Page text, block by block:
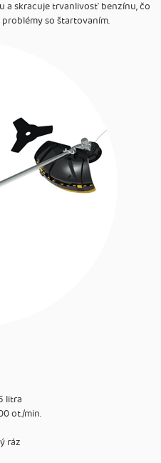
skracuje trvanlivosť benzínu, čo
so štartovaním.
litra
ot./min.
ráz